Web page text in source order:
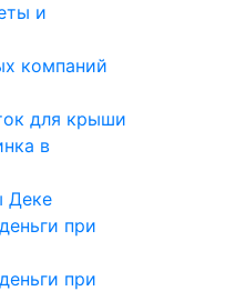
и
компаний
для крыши
в
Деке
при
при